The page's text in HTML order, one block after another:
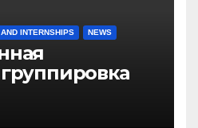
INTERNSHIPS NEWS
Игоря
Ihor) и